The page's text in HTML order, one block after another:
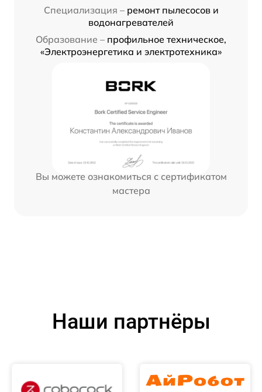
Специализация – ремонт пылесосов и
водонагревателей
Образование – профильное техническое,
«Электроэнергетика и электротехника»
Вы можете ознакомиться с сертификатом
мастера
Наши партнёры